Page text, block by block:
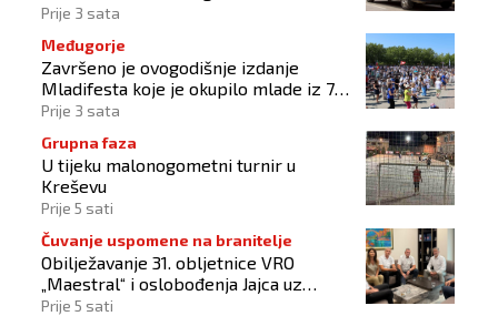
Prije 3 sata
Međugorje
Završeno je ovogodišnje izdanje
Mladifesta koje je okupilo mlade iz 73
zemlje svijeta
Prije 3 sata
Grupna faza
U tijeku malonogometni turnir u
Kreševu
Prije 5 sati
Čuvanje uspomene na branitelje
Obilježavanje 31. obljetnice VRO
„Maestral“ i oslobođenja Jajca uz
pokroviteljstvo HNS-a BiH
Prije 5 sati